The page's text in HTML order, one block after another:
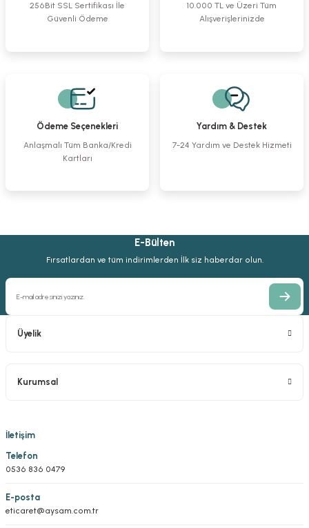
256Bit SSL Sertifikası İle
Güvenli Ödeme
10.000 TL ve Üzeri Tüm
Alışverişlerinizde
Ödeme Seçenekleri
Anlaşmalı Tüm Banka/Kredi
Kartları
Yardım & Destek
7-24 Yardım ve Destek Hizmeti
E-Bülten
Fırsatlardan ve tüm indirimlerden İlk siz haberdar olun.
Üyelik
Kurumsal
İletişim
Telefon
0536 836 0479
E-posta
eticaret@aysam.com.tr